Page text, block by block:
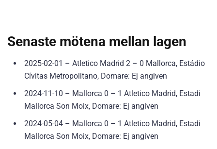
Senaste mötena mellan lagen
2025-02-01 – Atletico Madrid 2 – 0 Mallorca, Estádio
Cívitas Metropolitano, Domare: Ej angiven
2024-11-10 – Mallorca 0 – 1 Atletico Madrid, Estadi
Mallorca Son Moix, Domare: Ej angiven
2024-05-04 – Mallorca 0 – 1 Atletico Madrid, Estadi
Mallorca Son Moix, Domare: Ej angiven